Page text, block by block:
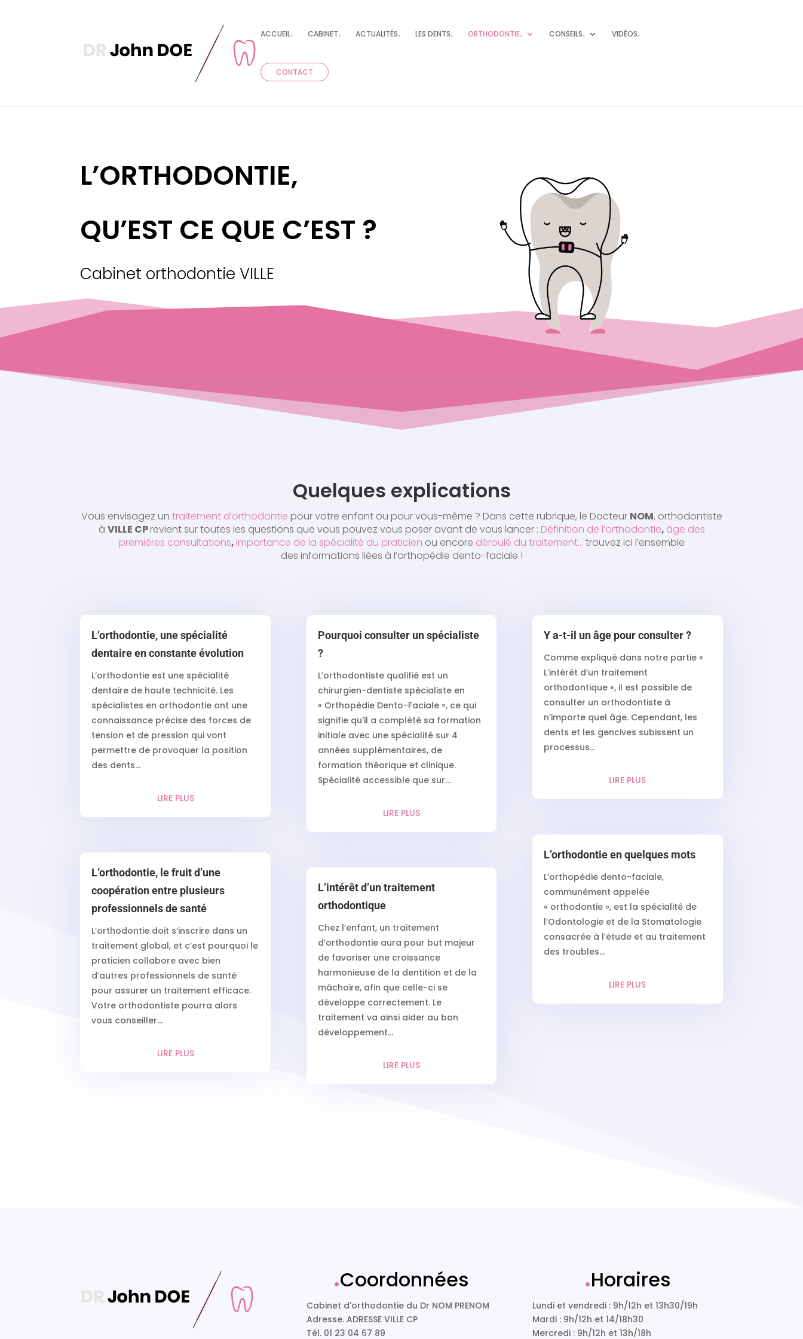
ACCUEIL. CABINET. ACTUALITÉS. LES DENTS. ORTHODONTIE. CONSEILS. VIDÉOS.
CONTACT
L’ORTHODONTIE,
QU’EST CE QUE C’EST ?
Cabinet orthodontie VILLE
Quelques explications
Vous envisagez un traitement d’orthodontie pour votre enfant ou pour vous-même ? Dans cette rubrique, le Docteur NOM, orthodontiste
à VILLE CPrevient sur toutes les questions que vous pouvez vous poser avant de vous lancer : Définition de l’orthodontie, âge des
premières consultations, importance de la spécialité du praticien ou encore déroulé du traitement… trouvez ici l’ensemble
des informations liées à l’orthopédie dento-faciale !
L’orthodontie, une spécialité
dentaire en constante évolution
L’orthodontie est une spécialité
dentaire de haute technicité. Les
spécialistes en orthodontie ont une
connaissance précise des forces de
tension et de pression qui vont
permettre de provoquer la position
des dents...
LIRE PLUS
L’orthodontie, le fruit d’une
coopération entre plusieurs
professionnels de santé
L’orthodontie doit s’inscrire dans un
traitement global, et c’est pourquoi le
praticien collabore avec bien
d’autres professionnels de santé
pour assurer un traitement efficace.
Votre orthodontiste pourra alors
vous conseiller...
LIRE PLUS
Pourquoi consulter un spécialiste
?
L’orthodontiste qualifié est un
chirurgien-dentiste spécialiste en
« Orthopédie Dento-Faciale », ce qui
signifie qu’il a complété sa formation
initiale avec une spécialité sur 4
années supplémentaires, de
formation théorique et clinique.
Spécialité accessible que sur...
LIRE PLUS
L’intérêt d’un traitement
orthodontique
Chez l’enfant, un traitement
d’orthodontie aura pour but majeur
de favoriser une croissance
harmonieuse de la dentition et de la
mâchoire, afin que celle-ci se
développe correctement. Le
traitement va ainsi aider au bon
développement...
LIRE PLUS
Y a-t-il un âge pour consulter ?
Comme expliqué dans notre partie «
L’intérêt d’un traitement
orthodontique », il est possible de
consulter un orthodontiste à
n’importe quel âge. Cependant, les
dents et les gencives subissent un
processus...
LIRE PLUS
L’orthodontie en quelques mots
L’orthopédie dento-faciale,
communément appelée
« orthodontie », est la spécialité de
l’Odontologie et de la Stomatologie
consacrée à l’étude et au traitement
des troubles...
LIRE PLUS
.Coordonnées
Cabinet d'orthodontie du Dr NOM PRENOM
Adresse. ADRESSE VILLE CP
Tél. 01 23 04 67 89
.Horaires
Lundi et vendredi : 9h/12h et 13h30/19h
Mardi : 9h/12h et 14/18h30
Mercredi : 9h/12h et 13h/18h